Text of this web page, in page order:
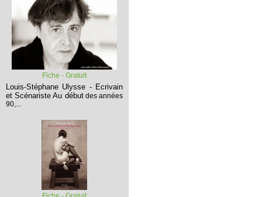
Fiche - Gratuit
Louis-Stéphane Ulysse - Ecrivain
et Scénariste Au débutdes années
90,...